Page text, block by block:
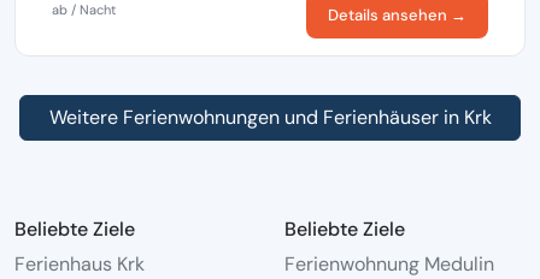
ab / Nacht Details ansehen →
Weitere Ferienwohnungen und Ferienhäuser in Krk
Beliebte Ziele
Ferienhaus Krk
Beliebte Ziele
Ferienwohnung Medulin